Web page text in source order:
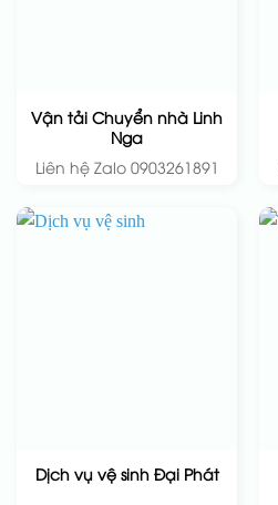
Vận tải Chuyển nhà Linh
Nga
Liên hệ Zalo 0903261891
Dịch vụ vệ sinh Đại Phát